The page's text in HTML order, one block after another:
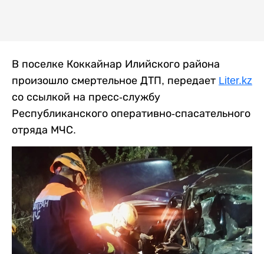
В поселке Коккайнар Илийского района
произошло смертельное ДТП, передает Liter.kz
со ссылкой на пресс-службу
Республиканского оперативно-спасательного
отряда МЧС.